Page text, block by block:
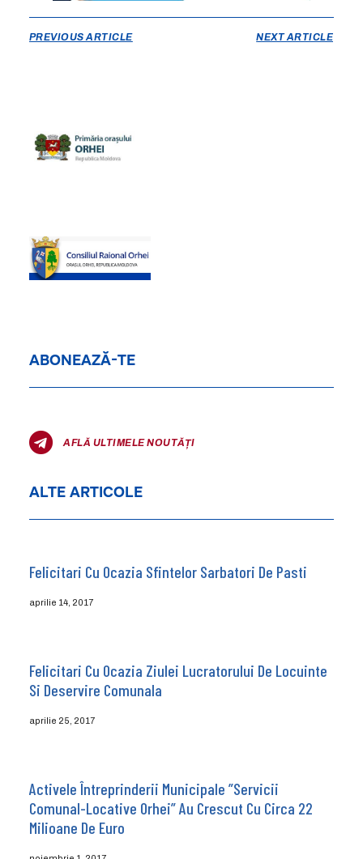
PREVIOUS ARTICLE NEXT ARTICLE
ABONEAZĂ-TE
AFLĂ ULTIMELE NOUTĂȚI
ALTE ARTICOLE
Felicitari Cu Ocazia Sfintelor Sarbatori De Pasti
aprilie 14, 2017
Felicitari Cu Ocazia Ziulei Lucratorului De Locuinte
Si Deservire Comunala
aprilie 25, 2017
Activele Întreprinderii Municipale ”Servicii
Comunal-Locative Orhei” Au Crescut Cu Circa 22
Milioane De Euro